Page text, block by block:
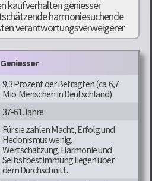
Geniesser
9,3 Prozent der Befragten (ca. 6,7
Mio. Menschen in Deutschland)
37-61 Jahre
Für sie zählen Macht, Erfolg und
Hedonismus wenig.
Wertschätzung, Harmonie und
Selbstbestimmung liegen über
dem Durchschnitt.